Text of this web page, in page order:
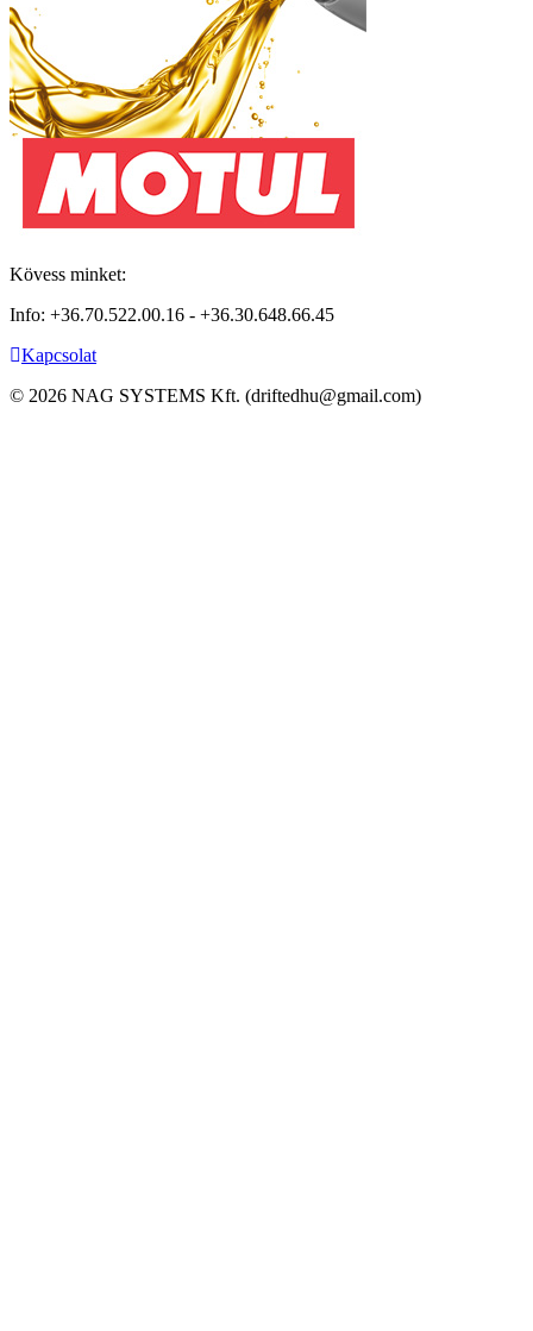
Kövess minket:
Info: +36.70.522.00.16 - +36.30.648.66.45
Kapcsolat
© 2026 NAG SYSTEMS Kft. (driftedhu@gmail.com)